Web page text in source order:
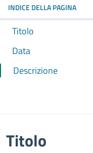
INDICE DELLA PAGINA
Titolo
Data
Descrizione
Titolo